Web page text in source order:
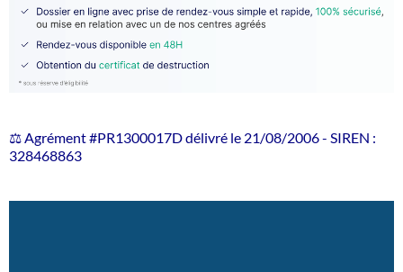
⚖️ Agrément #PR1300017D délivré le 21/08/2006 - SIREN :
328468863